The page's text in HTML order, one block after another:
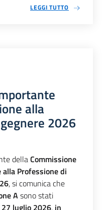
LEGGI TUTTO
alla
2026
dellaCommissione
Professione di
, si comunica che
Asono stati
luglio 2026, in